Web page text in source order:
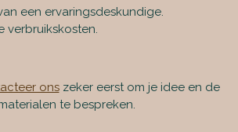
een ervaringsdeskundige.
verbruikskosten.
onszeker eerst om je idee en de
te bespreken.